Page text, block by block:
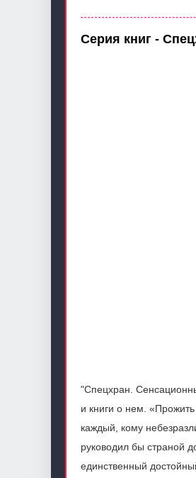
Серия книг -
"Спецхран.
и книги о нем.
каждый, кому
руководил бы страной
единственный